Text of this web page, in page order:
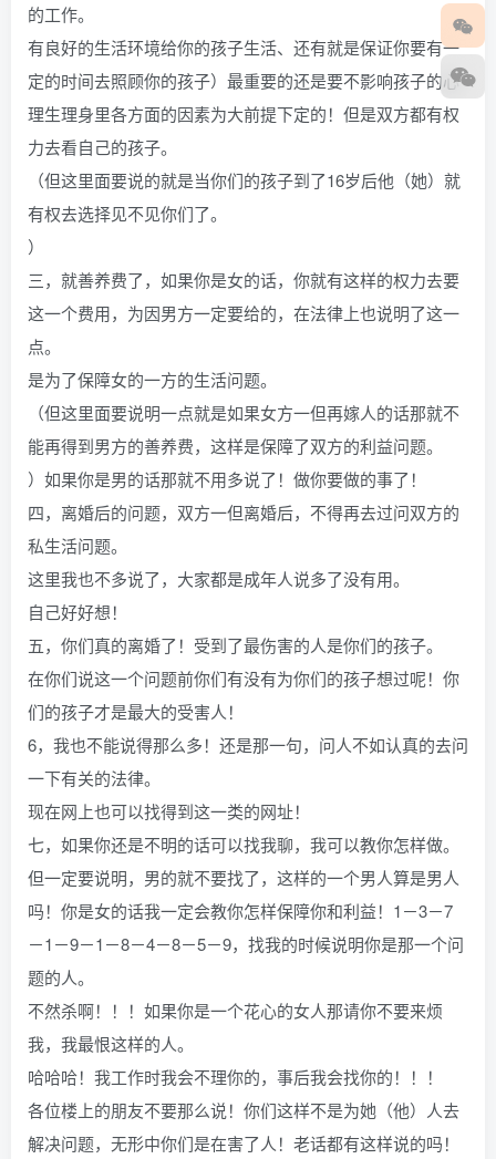
的工作。
有良好的生活环境给你的孩子生活、还有就是保证你要有一
定的时间去照顾你的孩子）最重要的还是要不影响孩子的心
理生理身里各方面的因素为大前提下定的！但是双方都有权
力去看自己的孩子。
（但这里面要说的就是当你们的孩子到了16岁后他（她）就
有权去选择见不见你们了。
）
三，就善养费了，如果你是女的话，你就有这样的权力去要
这一个费用，为因男方一定要给的，在法律上也说明了这一
点。
是为了保障女的一方的生活问题。
（但这里面要说明一点就是如果女方一但再嫁人的话那就不
能再得到男方的善养费，这样是保障了双方的利益问题。
）如果你是男的话那就不用多说了！做你要做的事了！
四，离婚后的问题，双方一但离婚后，不得再去过问双方的
私生活问题。
这里我也不多说了，大家都是成年人说多了没有用。
自己好好想！
五，你们真的离婚了！受到了最伤害的人是你们的孩子。
在你们说这一个问题前你们有没有为你们的孩子想过呢！你
们的孩子才是最大的受害人！
6，我也不能说得那么多！还是那一句，问人不如认真的去问
一下有关的法律。
现在网上也可以找得到这一类的网址！
七，如果你还是不明的话可以找我聊，我可以教你怎样做。
但一定要说明，男的就不要找了，这样的一个男人算是男人
吗！你是女的话我一定会教你怎样保障你和利益！1－3－7
－1－9－1－8－4－8－5－9，找我的时候说明你是那一个问
题的人。
不然杀啊！！！如果你是一个花心的女人那请你不要来烦
我，我最恨这样的人。
哈哈哈！我工作时我会不理你的，事后我会找你的！！！
各位楼上的朋友不要那么说！你们这样不是为她（他）人去
解决问题，无形中你们是在害了人！老话都有这样说的吗！